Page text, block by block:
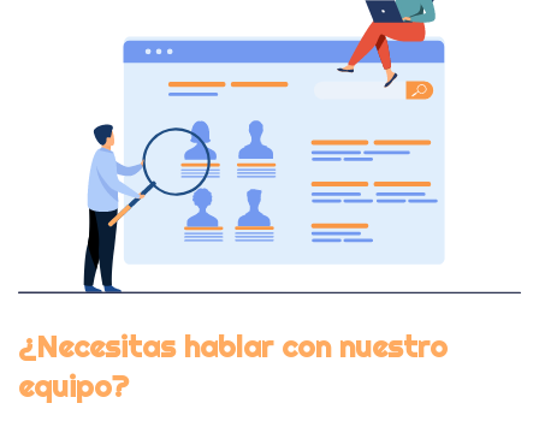
¿Necesitas hablar con nuestro
equipo?